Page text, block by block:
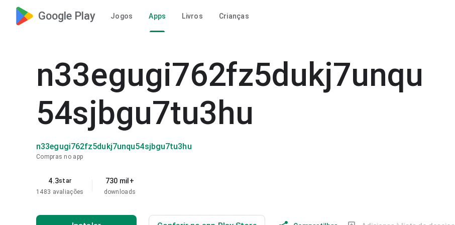
Google Play Jogos Apps Livros Crianças
n33egugi762fz5dukj7unqu
54sjbgu7tu3hu
n33egugi762fz5dukj7unqu54sjbgu7tu3hu
Compras no app
4.3star
1483 avaliações
730 mil+
downloads